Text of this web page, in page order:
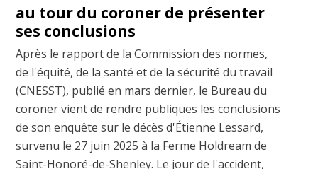
au tour du coroner de présenter
ses conclusions
Après le rapport de la Commission des normes,
de l'équité, de la santé et de la sécurité du travail
(CNESST), publié en mars dernier, le Bureau du
coroner vient de rendre publiques les conclusions
de son enquête sur le décès d'Étienne Lessard,
survenu le 27 juin 2025 à la Ferme Holdream de
Saint-Honoré-de-Shenley. Le jour de l'accident,